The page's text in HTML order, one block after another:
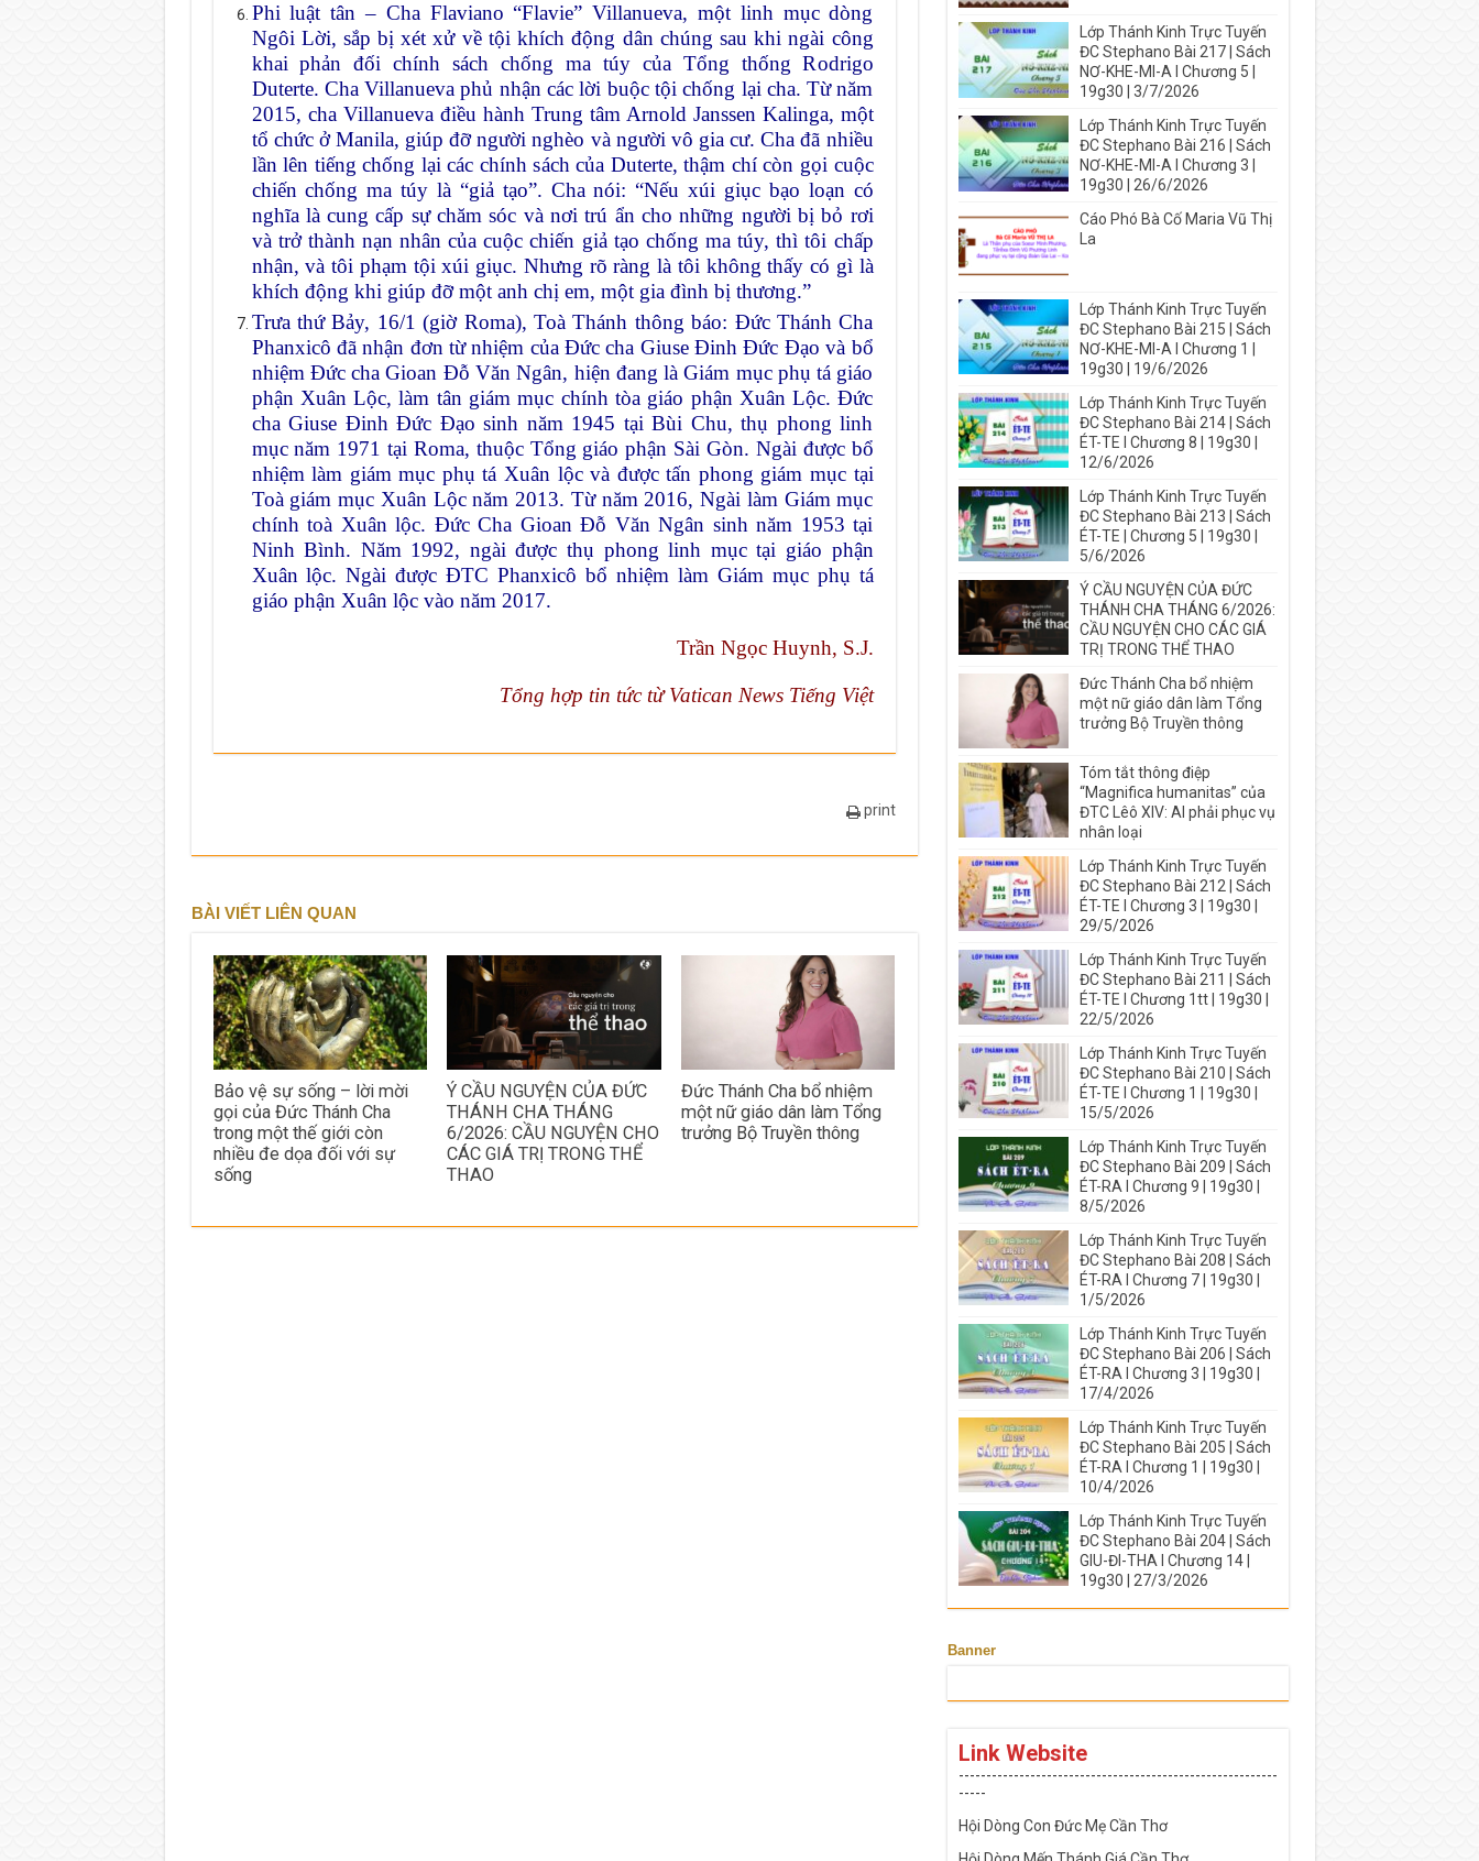
Phi luật tân – Cha Flaviano “Flavie” Villanueva, một linh mục dòng
Ngôi Lời, sắp bị xét xử về tội khích động dân chúng sau khi ngài công
khai phản đối chính sách chống ma túy của Tổng thống Rodrigo
Duterte. Cha Villanueva phủ nhận các lời buộc tội chống lại cha. Từ năm
2015, cha Villanueva điều hành Trung tâm Arnold Janssen Kalinga, một
tổ chức ở Manila, giúp đỡ người nghèo và người vô gia cư. Cha đã nhiều
lần lên tiếng chống lại các chính sách của Duterte, thậm chí còn gọi cuộc
chiến chống ma túy là “giả tạo”. Cha nói: “Nếu xúi giục bạo loạn có
nghĩa là cung cấp sự chăm sóc và nơi trú ẩn cho những người bị bỏ rơi
và trở thành nạn nhân của cuộc chiến giả tạo chống ma túy, thì tôi chấp
nhận, và tôi phạm tội xúi giục. Nhưng rõ ràng là tôi không thấy có gì là
khích động khi giúp đỡ một anh chị em, một gia đình bị thương.”
Trưa thứ Bảy, 16/1 (giờ Roma), Toà Thánh thông báo: Đức Thánh Cha
Phanxicô đã nhận đơn từ nhiệm của Đức cha Giuse Đinh Đức Đạo và bổ
nhiệm Đức cha Gioan Đỗ Văn Ngân, hiện đang là Giám mục phụ tá giáo
phận Xuân Lộc, làm tân giám mục chính tòa giáo phận Xuân Lộc. Đức
cha Giuse Đinh Đức Đạo sinh năm 1945 tại Bùi Chu, thụ phong linh
mục năm 1971 tại Roma, thuộc Tổng giáo phận Sài Gòn. Ngài được bổ
nhiệm làm giám mục phụ tá Xuân lộc và được tấn phong giám mục tại
Toà giám mục Xuân Lộc năm 2013. Từ năm 2016, Ngài làm Giám mục
chính toà Xuân lộc. Đức Cha Gioan Đỗ Văn Ngân sinh năm 1953 tại
Ninh Bình. Năm 1992, ngài được thụ phong linh mục tại giáo phận
Xuân lộc. Ngài được ĐTC Phanxicô bổ nhiệm làm Giám mục phụ tá
giáo phận Xuân lộc vào năm 2017.
Trần Ngọc Huynh, S.J.
Tổng hợp tin tức từ Vatican News Tiếng Việt
print
BÀI VIẾT LIÊN QUAN
Bảo vệ sự sống – lời mời
gọi của Đức Thánh Cha
trong một thế giới còn
nhiều đe dọa đối với sự
sống
Ý CẦU NGUYỆN CỦA ĐỨC
THÁNH CHA THÁNG
6/2026: CẦU NGUYỆN CHO
CÁC GIÁ TRỊ TRONG THỂ
THAO
Đức Thánh Cha bổ nhiệm
một nữ giáo dân làm Tổng
trưởng Bộ Truyền thông
Lớp Thánh Kinh Trực Tuyến
ĐC Stephano Bài 217 | Sách
NƠ-KHE-MI-A I Chương 5 |
19g30 | 3/7/2026
Lớp Thánh Kinh Trực Tuyến
ĐC Stephano Bài 216 | Sách
NƠ-KHE-MI-A I Chương 3 |
19g30 | 26/6/2026
Cáo Phó Bà Cố Maria Vũ Thị
La
Lớp Thánh Kinh Trực Tuyến
ĐC Stephano Bài 215 | Sách
NƠ-KHE-MI-A I Chương 1 |
19g30 | 19/6/2026
Lớp Thánh Kinh Trực Tuyến
ĐC Stephano Bài 214 | Sách
ÉT-TE I Chương 8 | 19g30 |
12/6/2026
Lớp Thánh Kinh Trực Tuyến
ĐC Stephano Bài 213 | Sách
ÉT-TE | Chương 5 | 19g30 |
5/6/2026
Ý CẦU NGUYỆN CỦA ĐỨC
THÁNH CHA THÁNG 6/2026:
CẦU NGUYỆN CHO CÁC GIÁ
TRỊ TRONG THỂ THAO
Đức Thánh Cha bổ nhiệm
một nữ giáo dân làm Tổng
trưởng Bộ Truyền thông
Tóm tắt thông điệp
“Magnifica humanitas” của
ĐTC Lêô XIV: AI phải phục vụ
nhân loại
Lớp Thánh Kinh Trực Tuyến
ĐC Stephano Bài 212 | Sách
ÉT-TE I Chương 3 | 19g30 |
29/5/2026
Lớp Thánh Kinh Trực Tuyến
ĐC Stephano Bài 211 | Sách
ÉT-TE I Chương 1tt | 19g30 |
22/5/2026
Lớp Thánh Kinh Trực Tuyến
ĐC Stephano Bài 210 | Sách
ÉT-TE I Chương 1 | 19g30 |
15/5/2026
Lớp Thánh Kinh Trực Tuyến
ĐC Stephano Bài 209 | Sách
ÉT-RA I Chương 9 | 19g30 |
8/5/2026
Lớp Thánh Kinh Trực Tuyến
ĐC Stephano Bài 208 | Sách
ÉT-RA I Chương 7 | 19g30 |
1/5/2026
Lớp Thánh Kinh Trực Tuyến
ĐC Stephano Bài 206 | Sách
ÉT-RA I Chương 3 | 19g30 |
17/4/2026
Lớp Thánh Kinh Trực Tuyến
ĐC Stephano Bài 205 | Sách
ÉT-RA I Chương 1 | 19g30 |
10/4/2026
Lớp Thánh Kinh Trực Tuyến
ĐC Stephano Bài 204 | Sách
GIU-ĐI-THA I Chương 14 |
19g30 | 27/3/2026
Banner
Link Website
----------------------------------------------------------
-----
Hội Dòng Con Đức Mẹ Cần Thơ